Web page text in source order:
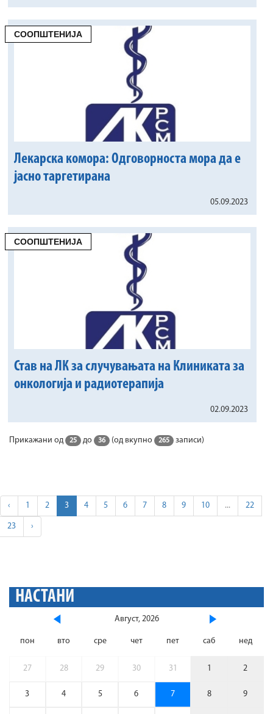
СООПШТЕНИЈА
Лекарска комора: Одговорноста мора да е
јасно таргетирана
05.09.2023
СООПШТЕНИЈА
Став на ЛК за случувањата на Клиниката за
онкологија и радиотерапија
02.09.2023
Прикажани од 25 до 36 (од вкупно 265 записи)
‹ 1 2 3 4 5 6 7 8 9 10 ... 22
23 ›
НАСТАНИ
Август, 2026
пон вто сре чет пет саб нед
27 28 29 30 31 1 2
3 4 5 6 7 8 9